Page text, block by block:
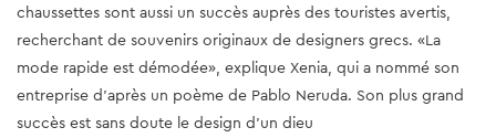
chaussettes sont aussi un succès auprès des touristes avertis,
recherchant de souvenirs originaux de designers grecs. «La
mode rapide est démodée», explique Xenia, qui a nommé son
entreprise d'après un poème de Pablo Neruda. Son plus grand
succès est sans doute le design d'un dieu